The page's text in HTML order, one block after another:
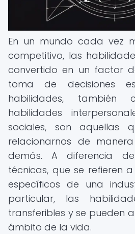
En un mundo cada vez
competitivo, las
convertido en un factor
toma de decisiones
habilidades, también
habilidades
sociales, son aquellas
relacionarnos de
demás. A diferencia
técnicas, que se refieren
específicos de una
particular, las
transferibles y se pueden
ámbito de la vida.